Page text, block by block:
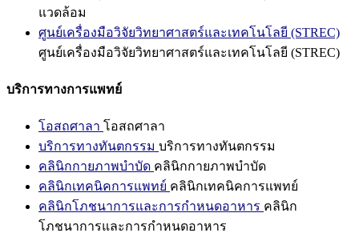
แวดล้อม
ศูนย์เครื่องมือวิจัยวิทยาศาสตร์และเทคโนโลยี (STREC)
ศูนย์เครื่องมือวิจัยวิทยาศาสตร์และเทคโนโลยี (STREC)
บริการทางการแพทย์
โอสถศาลา โอสถศาลา
บริการทางทันตกรรม บริการทางทันตกรรม
คลินิกกายภาพบำบัด คลินิกกายภาพบำบัด
คลินิกเทคนิคการแพทย์ คลินิกเทคนิคการแพทย์
คลินิกโภชนาการและการกำหนดอาหาร คลินิก
โภชนาการและการกำหนดอาหาร